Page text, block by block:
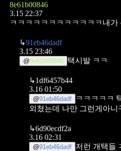
8e61b00846
3.15 22:37
ㅋㅋㅋㅋㅋㅋㅋㅋㅋㅋㅋㅋ내가
↳91eb46dadf
3.15 23:46
@8e61b00846 택시발 ㅋㅋ
↳1df6457b44
3.16 01:50
@91eb46dadf
ㅋㅋㅋㅋㅋ
외쳤는데 나만 그런게아니
↳6d90ecdf2a
3.16 02:31
@91eb46dadf 저런 개택들